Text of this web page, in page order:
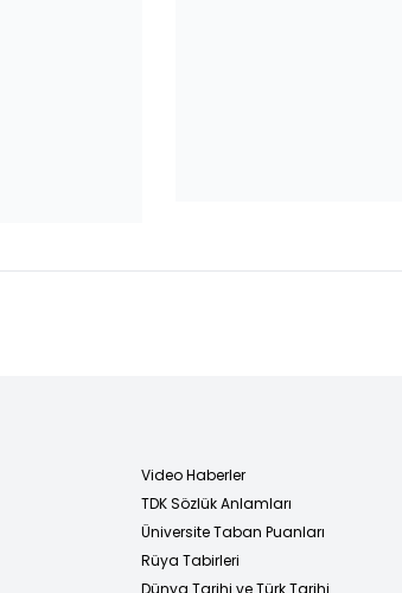
Video Haberler
TDK Sözlük Anlamları
Üniversite Taban Puanları
Rüya Tabirleri